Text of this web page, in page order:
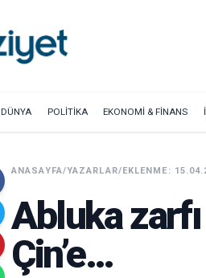
DÜNYA POLİTİKA EKONOMİ & FİNANS
ANASAYFA/YAZARLAR/EKLENME:
Abluka
Çin’e…